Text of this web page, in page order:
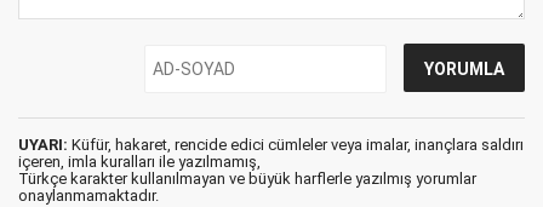
UYARI: Küfür, hakaret, rencide edici cümleler veya imalar, inançlara saldırı
içeren, imla kuralları ile yazılmamış,
Türkçe karakter kullanılmayan ve büyük harflerle yazılmış yorumlar
onaylanmamaktadır.